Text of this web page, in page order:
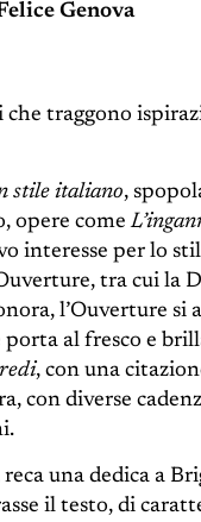
Genova
traggono
stile italiano,
opere come
interesse per lo
tra cui la
l’Ouverture si
al fresco e
, con una
con diverse
una dedica a
il testo, di